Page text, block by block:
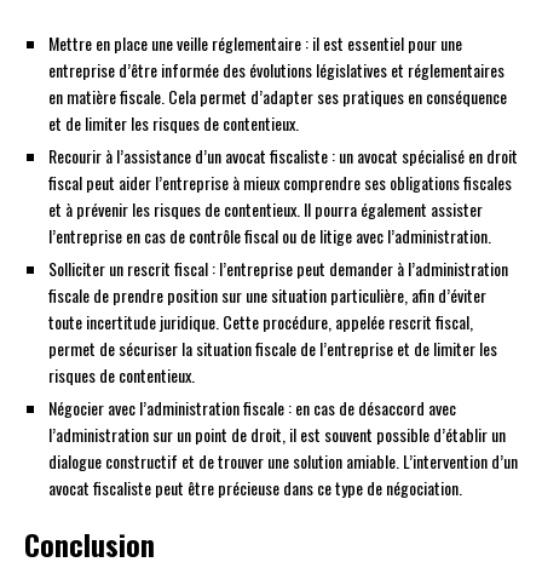
Mettre en place une veille réglementaire : il est essentiel pour une
entreprise d’être informée des évolutions législatives et réglementaires
en matière fiscale. Cela permet d’adapter ses pratiques en conséquence
et de limiter les risques de contentieux.
Recourir à l’assistance d’un avocat fiscaliste : un avocat spécialisé en droit
fiscal peut aider l’entreprise à mieux comprendre ses obligations fiscales
et à prévenir les risques de contentieux. Il pourra également assister
l’entreprise en cas de contrôle fiscal ou de litige avec l’administration.
Solliciter un rescrit fiscal : l’entreprise peut demander à l’administration
fiscale de prendre position sur une situation particulière, afin d’éviter
toute incertitude juridique. Cette procédure, appelée rescrit fiscal,
permet de sécuriser la situation fiscale de l’entreprise et de limiter les
risques de contentieux.
Négocier avec l’administration fiscale : en cas de désaccord avec
l’administration sur un point de droit, il est souvent possible d’établir un
dialogue constructif et de trouver une solution amiable. L’intervention d’un
avocat fiscaliste peut être précieuse dans ce type de négociation.
Conclusion